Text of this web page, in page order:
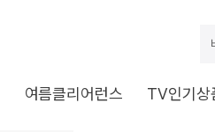
여름클리어런스 TV인기상